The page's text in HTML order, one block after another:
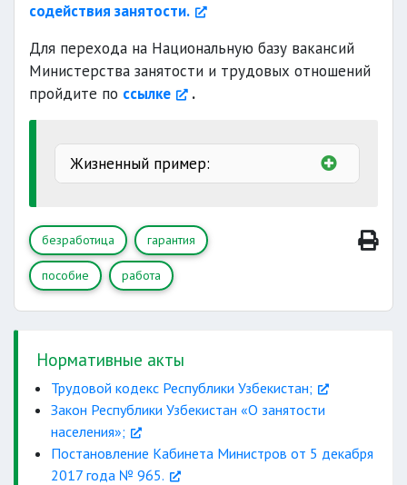
обучения
минимального
количества рабочих мест
содействия занятости.
Для перехода на Национальную базу вакансий
Министерства занятости и трудовых отношений
пройдите по ссылке .
Жизненный пример:
безработица гарантия
пособие работа
Нормативные акты
Трудовой кодекс Республики Узбекистан;
Закон Республики Узбекистан «О занятости
населения»;
Постановление Кабинета Министров от 5 декабря
2017 года № 965.